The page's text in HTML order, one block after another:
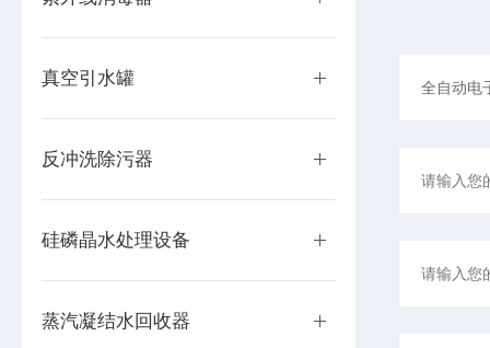
真空引水罐
反冲洗除污器
硅磷晶水处理设备
蒸汽凝结水回收器